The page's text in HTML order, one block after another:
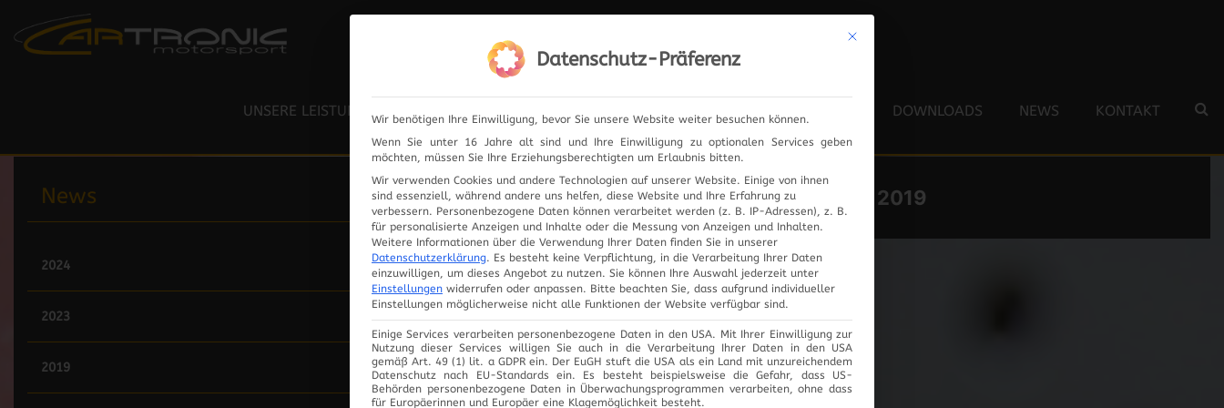
UNSERE LEISTUNGEN
RESTAURIERUNG / LACKIERUNG
ELEKTRIK / ELEKTRONIK
ELEKTRONIK PRODUKTE ANFRAGE UNSER TEAM DOWNLOADS NEWS KONTAKT
News
2024
2023
2019
MONAT:JANUAR 2019
Mit diesem Button wird der Dialog geschlossen. Seine Funktionalität
Datenschutz-Präferenz
Wir benötigen Ihre Einwilligung, bevor Sie unsere Website weiter besuchen können.
Wenn Sie unter 16 Jahre alt sind und Ihre Einwilligung zu optionalen Services geben
möchten, müssen Sie Ihre Erziehungsberechtigten um Erlaubnis bitten.
Wir verwenden Cookies und andere Technologien auf unserer Website. Einige von ihnen
sind essenziell, während andere uns helfen, diese Website und Ihre Erfahrung zu
verbessern. Personenbezogene Daten können verarbeitet werden (z. B. IP-Adressen), z. B.
für personalisierte Anzeigen und Inhalte oder die Messung von Anzeigen und Inhalten.
Weitere Informationen über die Verwendung Ihrer Daten finden Sie in unserer
Datenschutzerklärung. Es besteht keine Verpflichtung, in die Verarbeitung Ihrer Daten
einzuwilligen, um dieses Angebot zu nutzen. Sie können Ihre Auswahl jederzeit unter
Einstellungen widerrufen oder anpassen. Bitte beachten Sie, dass aufgrund individueller
Einstellungen möglicherweise nicht alle Funktionen der Website verfügbar sind.
Einige Services verarbeiten personenbezogene Daten in den USA. Mit Ihrer Einwilligung zur
Nutzung dieser Services willigen Sie auch in die Verarbeitung Ihrer Daten in den USA
gemäß Art. 49 (1) lit. a GDPR ein. Der EuGH stuft die USA als ein Land mit unzureichendem
Datenschutz nach EU-Standards ein. Es besteht beispielsweise die Gefahr, dass US-
Behörden personenbezogene Daten in Überwachungsprogrammen verarbeiten, ohne dass
für Europäerinnen und Europäer eine Klagemöglichkeit besteht.